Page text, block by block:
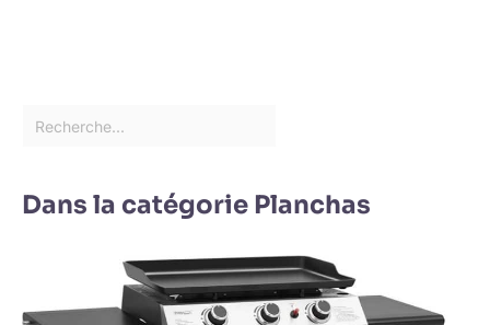
Dans la catégorie Planchas